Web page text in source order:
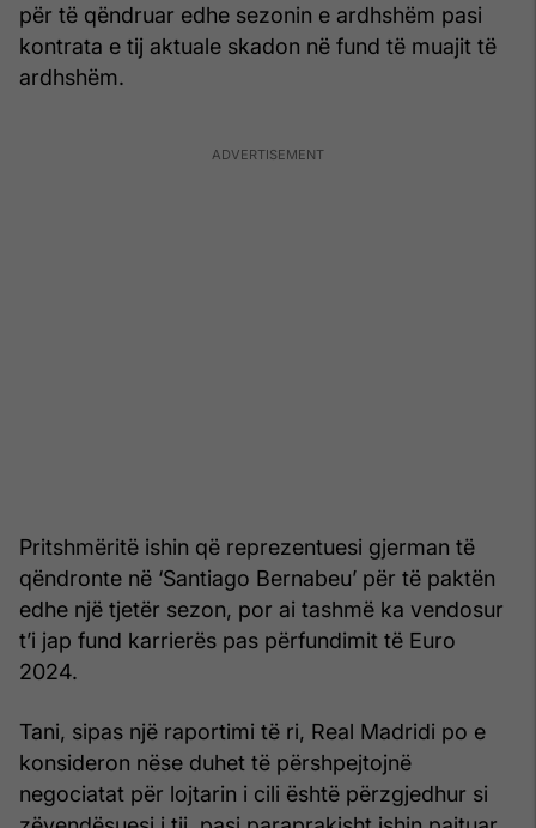
për të qëndruar edhe sezonin e ardhshëm pasi
kontrata e tij aktuale skadon në fund të muajit të
ardhshëm.
Pritshmëritë ishin që reprezentuesi gjerman të
qëndronte në ‘Santiago Bernabeu’ për të paktën
edhe një tjetër sezon, por ai tashmë ka vendosur
t’i jap fund karrierës pas përfundimit të Euro
2024.
Tani, sipas një raportimi të ri, Real Madridi po e
konsideron nëse duhet të përshpejtojnë
negociatat për lojtarin i cili është përzgjedhur si